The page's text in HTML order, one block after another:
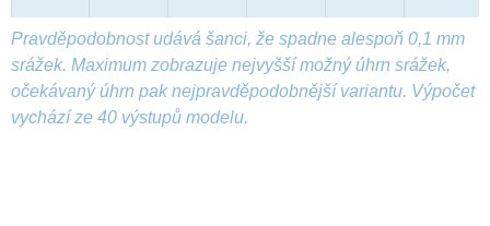
Pravděpodobnost udává šanci, že spadne alespoň 0,1 mm
srážek. Maximum zobrazuje nejvyšší možný úhrn srážek,
očekávaný úhrn pak nejpravděpodobnější variantu. Výpočet
vychází ze 40 výstupů modelu.